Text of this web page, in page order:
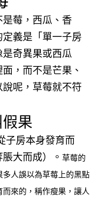
莓，西瓜、香
義是「單一子房
奇異果或西瓜
，而不是芒果、
呢，草莓就不符
果
子房本身發育而
大而成）。 草莓的
多人誤以為草莓上的黑點
來的，稱作瘦果，讓人